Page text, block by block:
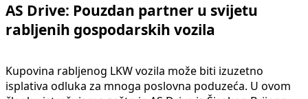
AS Drive: Pouzdan partner u svijetu
rabljenih gospodarskih vozila
Kupovina rabljenog LKW vozila može biti izuzetno
isplativa odluka za mnoga poslovna poduzeća. U ovom